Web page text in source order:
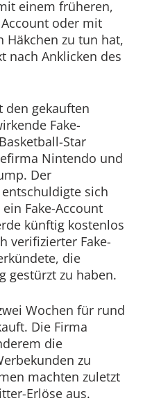
einem früheren,
oder mit
Häkchen zu tun hat,
nach Anklicken des
den gekauften
Fake-
Star
Nintendo und
Der
sich
Fake-Account
künftig kostenlos
verifizierter Fake-
die
gestürzt zu haben.
Wochen für rund
Die Firma
die
zu
machten zuletzt
Erlöse aus.